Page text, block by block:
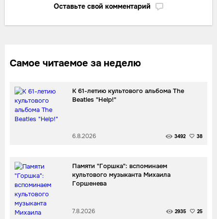
Оставьте свой комментарий
Самое читаемое за неделю
К 61-летию культового альбома The
Beatles "Help!"
6.8.2026 3492 38
Памяти "Горшка": вспоминаем
культового музыканта Михаила
Горшенева
7.8.2026 2935 25